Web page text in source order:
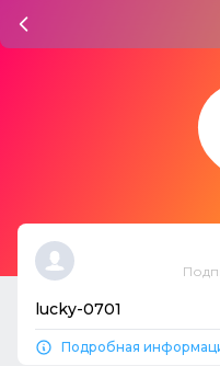
lucky-0701
Подробная